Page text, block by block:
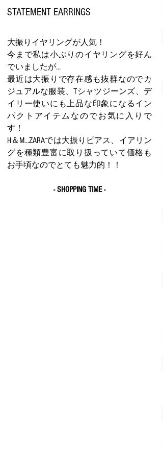
STATEMENT EARRINGS
大振りイヤリングが人気！
今まで私は小ぶりのイヤリングを好ん
でいましたが…
最近は大振りで存在感も抜群なのでカ
ジュアルな服装、Tシャツジーンズ、デ
イリー使いにも上品な印象になるイン
パクトアイテムなのでお気に入りで
す！
H＆M…ZARAでは大振りピアス、イアリン
グを種類豊富に取り扱っていて価格も
お手頃なのでとても魅力的！！
- SHOPPING TIME -